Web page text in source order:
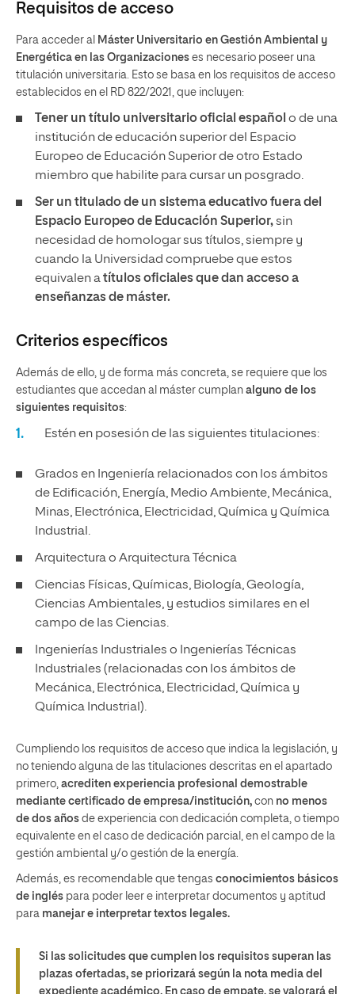
Requisitos de acceso
Para acceder al Máster Universitario en Gestión Ambiental y
Energética en las Organizaciones es necesario poseer una
titulación universitaria. Esto se basa en los requisitos de acceso
establecidos en el RD 822/2021, que incluyen:
Tener un título universitario oficial español o de una
institución de educación superior del Espacio
Europeo de Educación Superior de otro Estado
miembro que habilite para cursar un posgrado.
Ser un titulado de un sistema educativo fuera del
Espacio Europeo de Educación Superior,sin
necesidad de homologar sus títulos, siempre y
cuando la Universidad compruebe que estos
equivalen atítulos oficiales que dan acceso a
enseñanzas de máster.
Criterios específicos
Además de ello, y de forma más concreta, se requiere que los
estudiantes que accedan al máster cumplan alguno de los
siguientes requisitos:
Estén en posesión de las siguientes titulaciones:
Grados en Ingeniería relacionados con los ámbitos
de Edificación, Energía, Medio Ambiente, Mecánica,
Minas, Electrónica, Electricidad, Química y Química
Industrial.
Arquitectura o Arquitectura Técnica
Ciencias Físicas, Químicas, Biología, Geología,
Ciencias Ambientales, y estudios similares en el
campo de las Ciencias.
Ingenierías Industriales o Ingenierías Técnicas
Industriales (relacionadas con los ámbitos de
Mecánica, Electrónica, Electricidad, Química y
Química Industrial).
Cumpliendo los requisitos de acceso que indica la legislación, y
no teniendo alguna de las titulaciones descritas en el apartado
primero, acrediten experiencia profesional demostrable
mediante certificado de empresa/institución, con no menos
de dos años de experiencia con dedicación completa, o tiempo
equivalente en el caso de dedicación parcial, en el campo de la
gestión ambiental y/o gestión de la energía.
Además, es recomendable que tengas conocimientos básicos
de inglés para poder leer e interpretar documentos y aptitud
para manejar e interpretar textos legales.
Si las solicitudes que cumplen los requisitos superan las
plazas ofertadas, se priorizará según la nota media del
expediente académico. En caso de empate, se valorará el